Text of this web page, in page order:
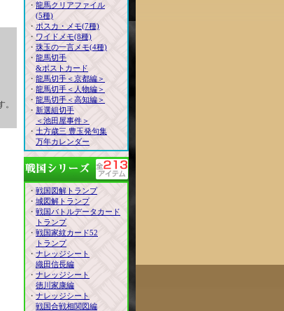
・ 龍馬クリアファイル
(5種)
・ ポスカ・メモ(7種)
・ ワイドメモ(8種)
・ 珠玉の一言メモ(4種)
・ 龍馬切手
&ポストカード
・ 龍馬切手＜京都編＞
・ 龍馬切手＜人物編＞
・ 龍馬切手＜高知編＞
・ 新選組切手
＜池田屋事件＞
・ 土方歳三 豊玉発句集
万年カレンダー
・ 戦国図解トランプ
・ 城図解トランプ
・ 戦国バトルデータカード
トランプ
・ 戦国家紋カード52
トランプ
・ ナレッジシート
織田信長編
・ ナレッジシート
徳川家康編
・ ナレッジシート
戦国合戦相関図編